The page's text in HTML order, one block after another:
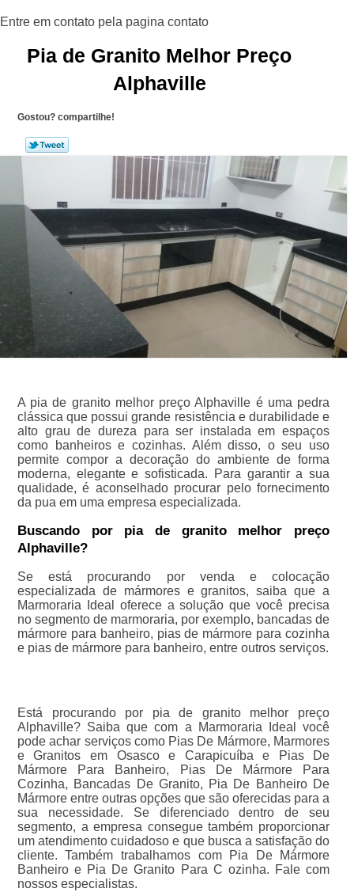
Pia de Granito Melhor Preço
Alphaville
Gostou? compartilhe!
A pia de granito melhor preço Alphaville é uma pedra
clássica que possui grande resistência e durabilidade e
alto grau de dureza para ser instalada em espaços
como banheiros e cozinhas. Além disso, o seu uso
permite compor a decoração do ambiente de forma
moderna, elegante e sofisticada. Para garantir a sua
qualidade, é aconselhado procurar pelo fornecimento
da pua em uma empresa especializada.
Buscando por pia de granito melhor preço
Alphaville?
Se está procurando por venda e colocação
especializada de mármores e granitos, saiba que a
Marmoraria Ideal oferece a solução que você precisa
no segmento de marmoraria, por exemplo, bancadas de
mármore para banheiro, pias de mármore para cozinha
e pias de mármore para banheiro, entre outros serviços.
Está procurando por pia de granito melhor preço
Alphaville? Saiba que com a Marmoraria Ideal você
pode achar serviços como Pias De Mármore, Marmores
e Granitos em Osasco e Carapicuíba e Pias De
Mármore Para Banheiro, Pias De Mármore Para
Cozinha, Bancadas De Granito, Pia De Banheiro De
Mármore entre outras opções que são oferecidas para a
sua necessidade. Se diferenciado dentro de seu
segmento, a empresa consegue também proporcionar
um atendimento cuidadoso e que busca a satisfação do
cliente. Também trabalhamos com Pia De Mármore
Banheiro e Pia De Granito Para C ozinha. Fale com
nossos especialistas.